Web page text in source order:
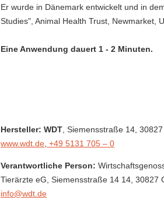
Er wurde in Dänemark entwickelt und in
Studies", Animal Health Trust, Newmarket,
Eine Anwendung dauert 1 - 2 Minuten.
Hersteller: WDT , Siemensstraße 14 ,
www.wdt.de +49 5131 705 – 0
Verantwortliche Person:
Tierärzte eG,Siemensstraße 14 14, 30827
info@wdt.de